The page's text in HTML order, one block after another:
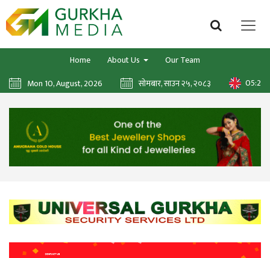
Home About Us
Our Team
Mon 10, August, 2026
सोमबार, साउन २५, २०८३